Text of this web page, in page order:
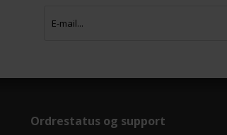
Ordrestatus og support